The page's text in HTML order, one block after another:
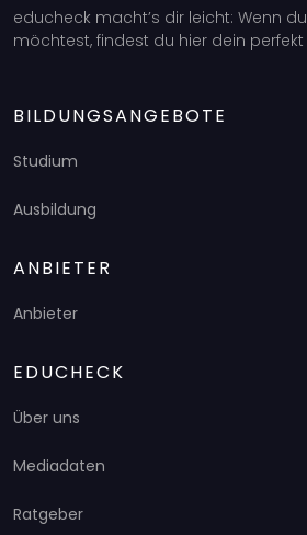
educheck macht’s dir leicht: Wenn
möchtest, findest du hier dein
BILDUNGSANGEBOTE
Studium
Ausbildung
ANBIETER
Anbieter
EDUCHECK
Über uns
Mediadaten
Ratgeber